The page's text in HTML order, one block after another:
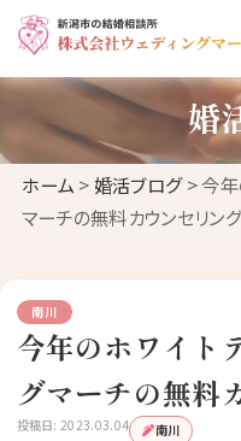
婚
ホーム >婚活ブログ> 今年
マーチの無料カウンセリン
南川
今年のホワイト
グマーチの無料
投稿日: 2023.03.04 南川